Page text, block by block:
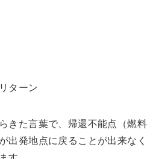
ターン
きた言葉で、帰還不能点（燃料
出発地点に戻ることが出来なく